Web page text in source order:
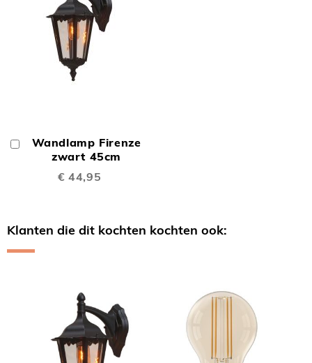
Wandlamp Firenze
zwart 45cm
€ 44,95
Winkelwagen
Klanten die dit kochten kochten ook: